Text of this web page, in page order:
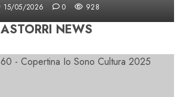
15/05/2026 0 928
ASTORRI NEWS